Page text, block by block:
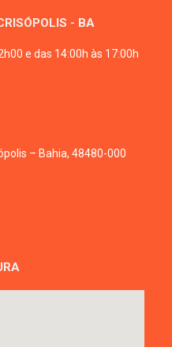
- BA
e das 14:00h às 17:00h
– Bahia, 48480-000